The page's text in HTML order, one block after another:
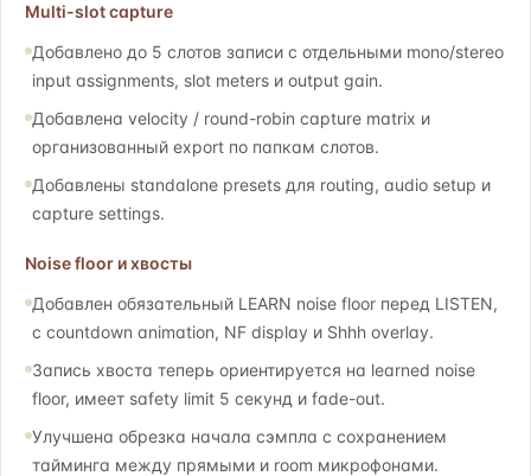
Multi-slot capture
Добавлено до 5 слотов записи с отдельными mono/stereo
input assignments, slot meters и output gain.
Добавлена velocity / round-robin capture matrix и
организованный export по папкам слотов.
Добавлены standalone presets для routing, audio setup и
capture settings.
Noise floor и хвосты
Добавлен обязательный LEARN noise floor перед LISTEN,
с countdown animation, NF display и Shhh overlay.
Запись хвоста теперь ориентируется на learned noise
floor, имеет safety limit 5 секунд и fade-out.
Улучшена обрезка начала сэмпла с сохранением
тайминга между прямыми и room микрофонами.